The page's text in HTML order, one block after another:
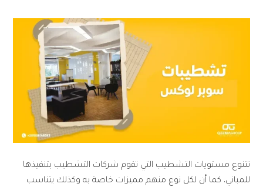
تتنوع مستويات التشطيب التي تقوم شركات التشطيب بتنفيذها
للمباني، كما أن لكل نوع منهم مميزات خاصة به وكذلك يتناسب